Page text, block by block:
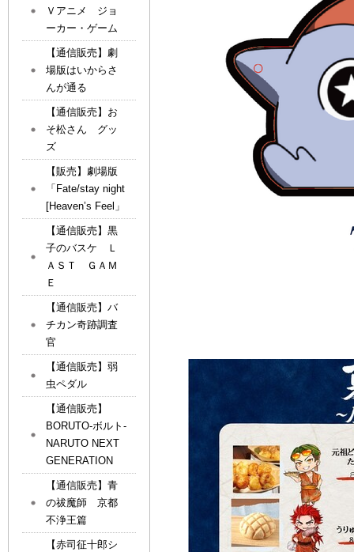
Ｖアニメ ジョ
ーカー・ゲーム
【通信販売】劇
場版はいからさ
んが通る
【通信販売】お
そ松さん グッ
ズ
【販売】劇場版
「Fate/stay night
[Heaven’s Feel」
【通信販売】黒
子のバスケ Ｌ
ＡＳＴ ＧＡＭ
Ｅ
【通信販売】バ
チカン奇跡調査
官
【通信販売】弱
虫ペダル
【通信販売】
BORUTO-ボルト-
NARUTO NEXT
GENERATION
【通信販売】青
の祓魔師 京都
不浄王篇
【赤司征十郎シ